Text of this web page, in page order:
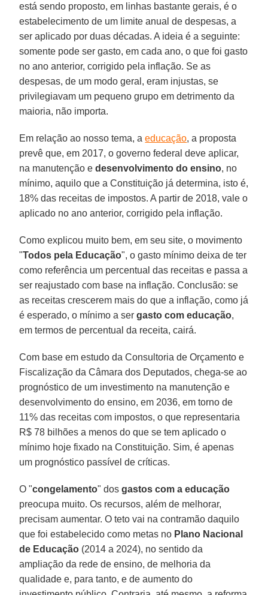
está sendo proposto, em linhas bastante gerais, é o
estabelecimento de um limite anual de despesas, a
ser aplicado por duas décadas. A ideia é a seguinte:
somente pode ser gasto, em cada ano, o que foi gasto
no ano anterior, corrigido pela inflação. Se as
despesas, de um modo geral, eram injustas, se
privilegiavam um pequeno grupo em detrimento da
maioria, não importa.
Em relação ao nosso tema, aeducação, a proposta
prevê que, em 2017, o governo federal deve aplicar,
na manutenção edesenvolvimento do ensino, no
mínimo, aquilo que a Constituição já determina, isto é,
18% das receitas de impostos. A partir de 2018, vale o
aplicado no ano anterior, corrigido pela inflação.
Como explicou muito bem, em seu site, o movimento
"Todos pela Educação", o gasto mínimo deixa de ter
como referência um percentual das receitas e passa a
ser reajustado com base na inflação. Conclusão: se
as receitas crescerem mais do que a inflação, como já
é esperado, o mínimo a ser gasto com educação,
em termos de percentual da receita, cairá.
Com base em estudo da Consultoria de Orçamento e
Fiscalização da Câmara dos Deputados, chega-se ao
prognóstico de um investimento na manutenção e
desenvolvimento do ensino, em 2036, em torno de
11% das receitas com impostos, o que representaria
R$ 78 bilhões a menos do que se tem aplicado o
mínimo hoje fixado na Constituição. Sim, é apenas
um prognóstico passível de críticas.
O "congelamento" dosgastos com a educação
preocupa muito. Os recursos, além de melhorar,
precisam aumentar. O teto vai na contramão daquilo
que foi estabelecido como metas no Plano Nacional
de Educação (2014 a 2024), no sentido da
ampliação da rede de ensino, de melhoria da
qualidade e, para tanto, e de aumento do